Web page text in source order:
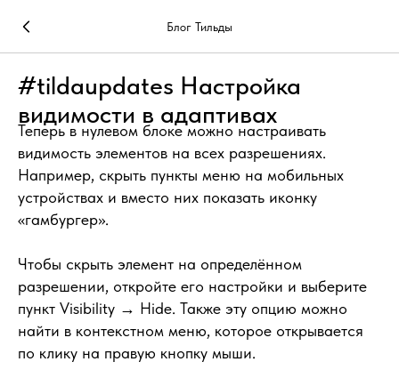
Блог Тильды
#tildaupdates Настройка
видимости в адаптивах
Теперь в нулевом блоке можно настраивать
видимость элементов на всех разрешениях.
Например, скрыть пункты меню на мобильных
устройствах и вместо них показать иконку
«гамбургер».
Чтобы скрыть элемент на определённом
разрешении, откройте его настройки и выберите
пункт Visibility → Hide. Также эту опцию можно
найти в контекстном меню, которое открывается
по клику на правую кнопку мыши.